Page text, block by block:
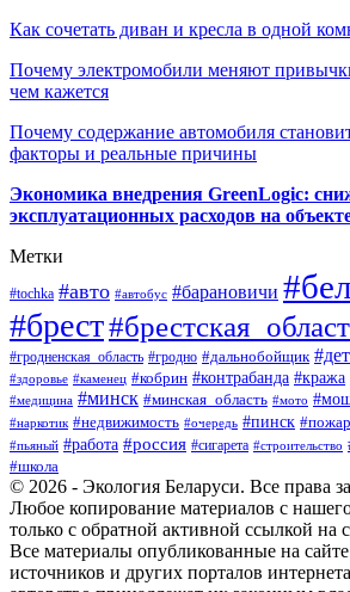
Как сочетать диван и кресла в одной
Почему электромобили меняют
чем кажется
Почему содержание автомобиля
факторы и реальные причины
Экономика внедрения GreenLogic:
эксплуатационных расходов на
Метки
#tochka #авто #автобус #барановичи
#брест
#гродненская_область #гродно #дальнобойщик
#здоровье #каменец #кобрин #контрабанда #кража
#медицина #минск #минская_область #мото
#наркотик #недвижимость #очередь #пинск #пожар
#пьяный #работа #россия #сигарета #строительство
#школа
© 2026 - Экология Беларуси. Все права
Любое копирование материалов с нашего
только с обратной активной ссылкой на
Все материалы опубликованные на
источников и других порталов